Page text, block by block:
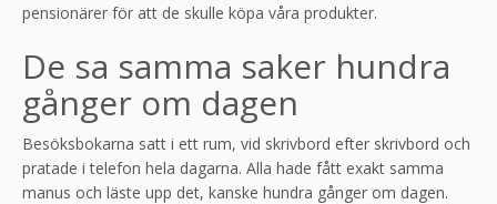
pensionärer för att de skulle köpa våra produkter.
De sa samma saker hundra
gånger om dagen
Besöksbokarna satt i ett rum, vid skrivbord efter skrivbord och
pratade i telefon hela dagarna. Alla hade fått exakt samma
manus och läste upp det, kanske hundra gånger om dagen.